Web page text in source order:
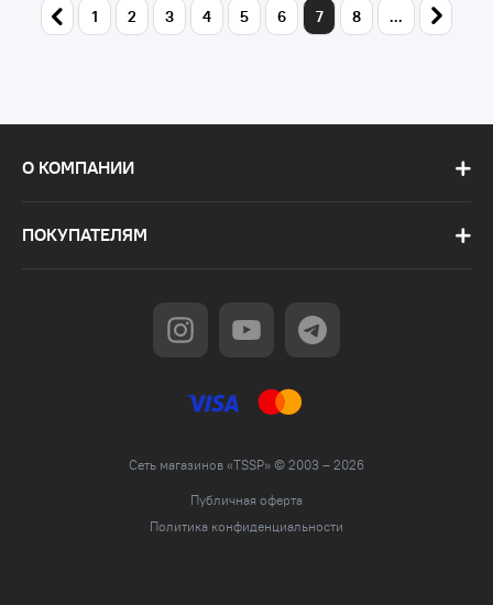
1 2 3 4 5 6 7 8 ...
О КОМПАНИИ
ПОКУПАТЕЛЯМ
Сеть магазинов «TSSP» © 2003 – 2026
Публичная оферта
Политика конфиденциальности